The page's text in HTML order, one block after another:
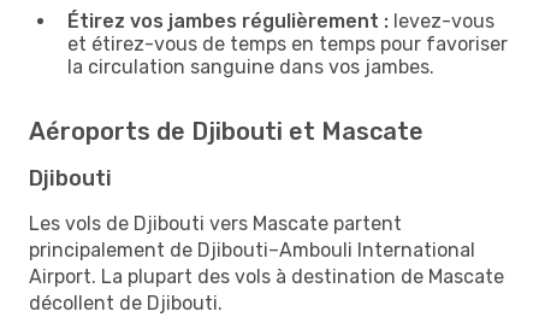
Étirez vos jambes régulièrement : levez-vous
et étirez-vous de temps en temps pour favoriser
la circulation sanguine dans vos jambes.
Aéroports de Djibouti et Mascate
Djibouti
Les vols de Djibouti vers Mascate partent
principalement de Djibouti–Ambouli International
Airport. La plupart des vols à destination de Mascate
décollent de Djibouti.